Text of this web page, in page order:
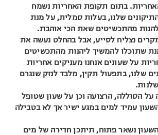
בתום תקופת האחריות נשמח
שלנו, בעלות סמלית, על מנת
מהתכשיטים שאת הכי אוהבת.
נצליח לסייע, אבל בהחלט נעשה את
שתוכלו להמשיך ליהנות מהתכשיטים
על שעונים אנחנו מעניקים אחריות
שלנו, בתפעול תקין, מלבד לנזק שנגרם
על הסוללה, הרצועה וכן על שעון שטופל
עמיד למים במגע ישיר אך לא בטבילה
השעון נשאר פתוח, תיתכן חדירה של מים